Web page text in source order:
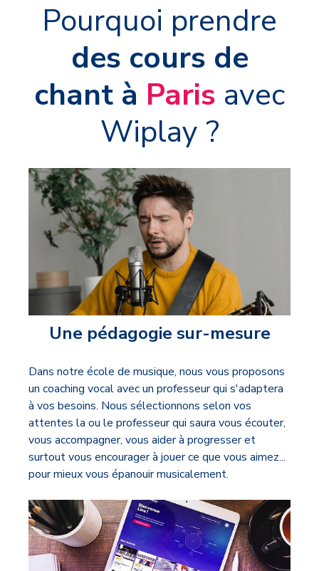
Pourquoi prendre
des cours de
chant à Paris avec
Wiplay ?
Une pédagogie sur-mesure
Dans notre école de musique, nous vous proposons
un coaching vocal avec un professeur qui s'adaptera
à vos besoins. Nous sélectionnons selon vos
attentes la ou le professeur qui saura vous écouter,
vous accompagner, vous aider à progresser et
surtout vous encourager à jouer ce que vous aimez...
pour mieux vous épanouir musicalement.